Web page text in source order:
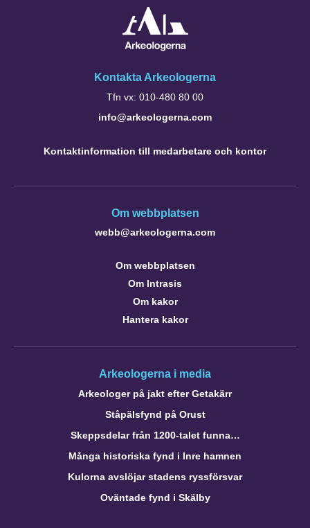
Kontakta Arkeologerna
Tfn vx: 010-480 80 00
info@arkeologerna.com
Kontaktinformation till medarbetare och kontor
Om webbplatsen
webb@arkeologerna.com
Om webbplatsen
Om Intrasis
Om kakor
Hantera kakor
Arkeologerna i media
Arkeologer på jakt efter Getakärr
Ståpälsfynd på Orust
Skeppsdelar från 1200-talet funna…
Många historiska fynd i Inre hamnen
Kulorna avslöjar stadens ryssförsvar
Oväntade fynd i Skälby